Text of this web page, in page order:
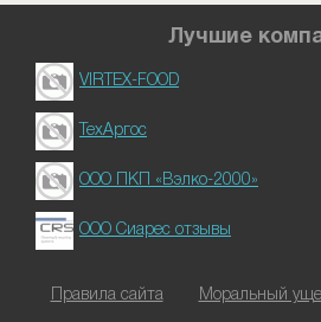
неуважение к себе.
Лучшие
VIRTEX-FOOD
ТехАргос
ООО ПКП «Вэлко-2000»
ООО Сиарес отзывы
Правила сайта Моральный